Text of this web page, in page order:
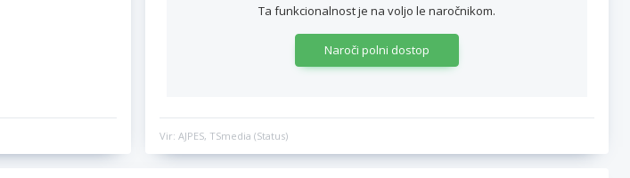
Ta funkcionalnost je na voljo le naročnikom.
Naroči polni dostop
Vir: AJPES, TSmedia (Status)